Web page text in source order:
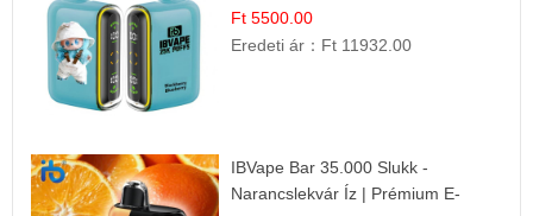
Gyümölcs Íz
Ft 5500.00
Eredeti ár： Ft 11932.00
IBVape Bar 35.000 Slukk -
Narancslekvár Íz | Prémium E-